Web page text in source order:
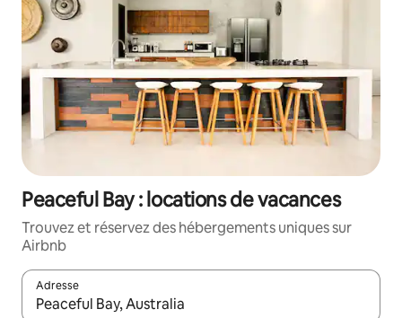
Peaceful Bay : locations de vacances
Trouvez et réservez des hébergements uniques sur
Airbnb
Adresse
Lorsque les résultats s'affichent, utilisez les flèches vers le